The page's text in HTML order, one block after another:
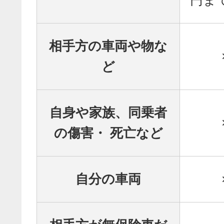
相手方の車両や物な
ど
自身や家族、同乗者
の傷害・ 死亡など
自分の車両